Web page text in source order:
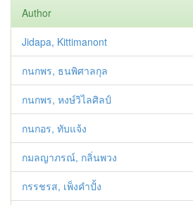
Author
Jidapa, Kittimanont
กนกพร, ธนพิศาลกุล
กนกพร, หงษ์วิไลศิลป์
กนกอร, ทับแจ้ง
กมลญาภรณ์, กลิ่นพวง
กรรชรส, เพ็งคำปั้ง